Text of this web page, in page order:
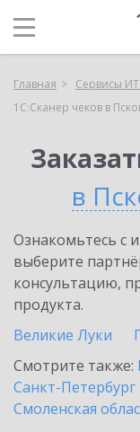
Главная Сервисы
1С:Сканер чеков в
в
Ознакомьтесь с
выберите
консультацию,
продукта.
Великие Луки
Смотрите также:
Санкт-Петербург
Смоленская